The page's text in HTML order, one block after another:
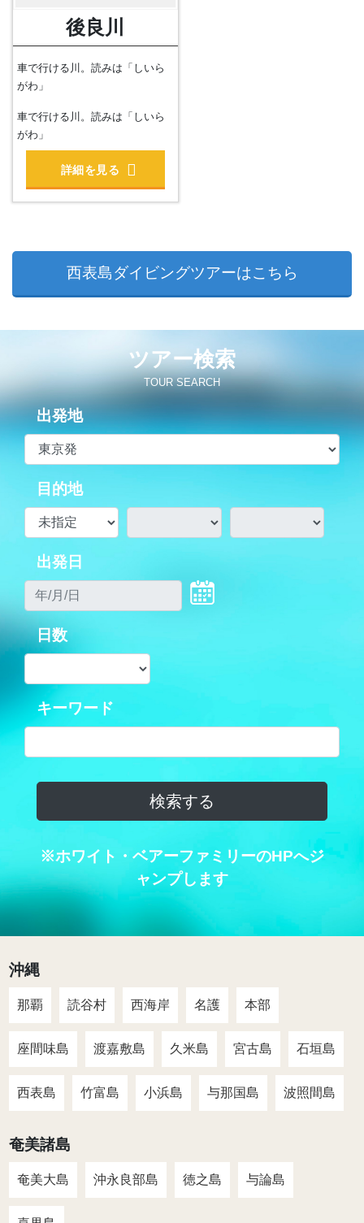
後良川
車で行ける川。読みは「しいら
がわ」
車で行ける川。読みは「しいら
がわ」
詳細を見る
西表島ダイビングツアーはこちら
ツアー検索
TOUR SEARCH
出発地
目的地
出発日
日数
キーワード
※ホワイト・ベアーファミリーのHPへジ
ャンプします
沖縄
那覇 読谷村 西海岸 名護 本部
座間味島 渡嘉敷島 久米島 宮古島 石垣島
西表島 竹富島 小浜島 与那国島 波照間島
奄美諸島
奄美大島 沖永良部島 徳之島 与論島